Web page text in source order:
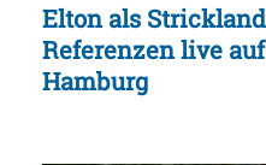
Elton als
Referenzen live
Hamburg